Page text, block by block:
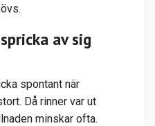
av sig
spontant när
Då rinner var ut
minskar ofta.